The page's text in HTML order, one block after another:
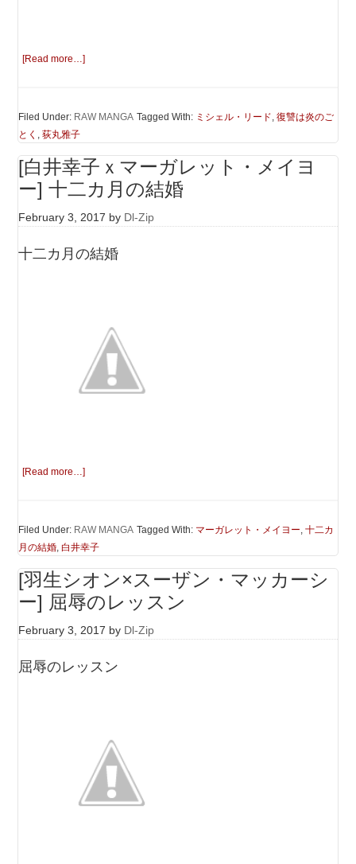
[Read more…]
Filed Under: RAW MANGA Tagged With: ミシェル・リード,復讐は炎のご
とく ,荻丸雅子
[白井幸子ｘマーガレット・メイヨ
ー] 十二カ月の結婚
February 3, 2017 by Dl-Zip
十二カ月の結婚
[Read more…]
Filed Under: RAW MANGA Tagged With: マーガレット・メイヨー,十二カ
月の結婚,白井幸子
[羽生シオン×スーザン・マッカーシ
ー] 屈辱のレッスン
February 3, 2017 by Dl-Zip
屈辱のレッスン